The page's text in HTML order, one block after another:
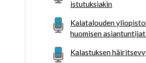
istutuksiakin
Kalatalouden
huomisen
Kalastuksen